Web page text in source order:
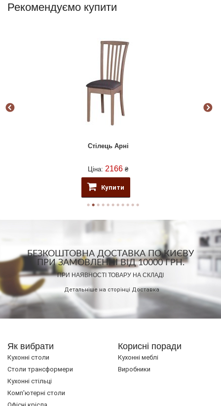
Рекомендуємо купити
Стілець Арні
Ціна: 2166 ₴
Купити
БЕЗКОШТОВНА ДОСТАВКА ПО КИЄВУ
ПРИ ЗАМОВЛЕННІ ВІД 10000 ГРН.
ПРИ НАЯВНОСТІ ТОВАРУ НА СКЛАДІ
Детальніше на сторінці Доставка
Як вибрати
Кухонні столи
Cтоли трансформери
Кухонні стільці
Комп'ютерні столи
Корисні поради
Кухонні меблі
Виробники